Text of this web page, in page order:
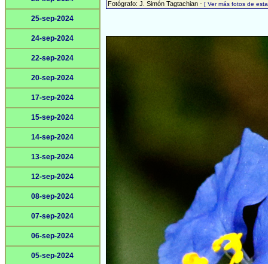
25-sep-2024
24-sep-2024
22-sep-2024
20-sep-2024
17-sep-2024
15-sep-2024
14-sep-2024
13-sep-2024
12-sep-2024
08-sep-2024
07-sep-2024
06-sep-2024
05-sep-2024
Fotógrafo: J. Simón Tagtachian - [ Ver más fotos de